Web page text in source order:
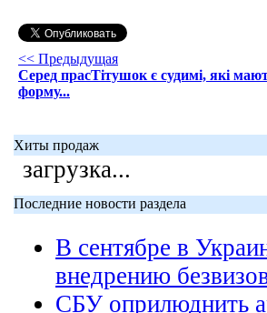
<< Предыдущая
Серед прасТітушок є судимі, які
форму...
Хиты продаж
загрузка...
Последние новости раздела
В сентябре в
внедрению
СБУ оприлюднить